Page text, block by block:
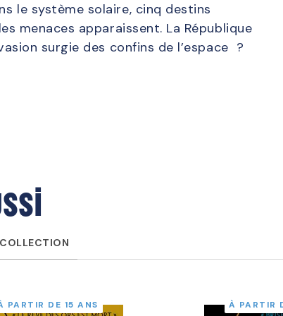
le système solaire, cinq destins
menaces apparaissent. La République
surgie des confins de l’espace ?
PARTIR DE 15 ANS À PARTIR